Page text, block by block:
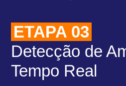
ETAPA 03
Detecção de
Tempo Real